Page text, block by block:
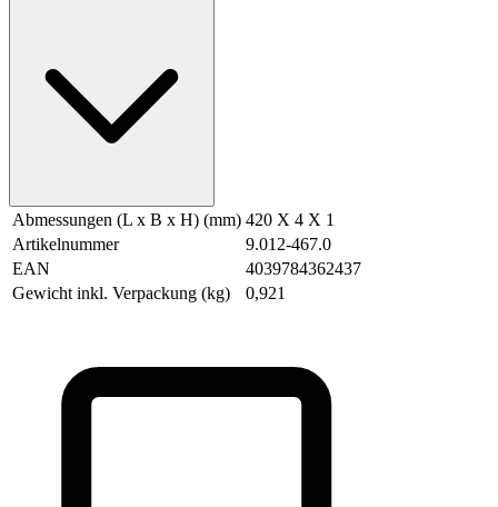
Abmessungen (L x B x H) (mm) 420 X 4 X 1
Artikelnummer
9.012-467.0
EAN
4039784362437
Gewicht inkl. Verpackung (kg)
0,921